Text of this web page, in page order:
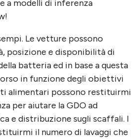
a modelli di inferenza
Le vetture possono
posizione e disponibilità di
batteria ed in base a questa
in funzione degli obiettivi
alimentari possono restituirmi
per aiutare la GDO ad
e distribuzione sugli scaffali. I
il numero di lavaggi che